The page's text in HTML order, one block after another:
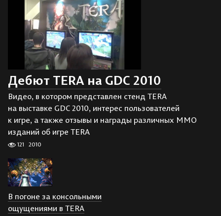
Дебют TERA на GDC 2010
Видео, в котором представлен стенд TERA
на выставке GDC 2010, интерес пользователей
к игре, а также отзывы и награды различных ММО
изданий об игре TERA
121 2010
В погоне за консольными
ощущениями в TERA